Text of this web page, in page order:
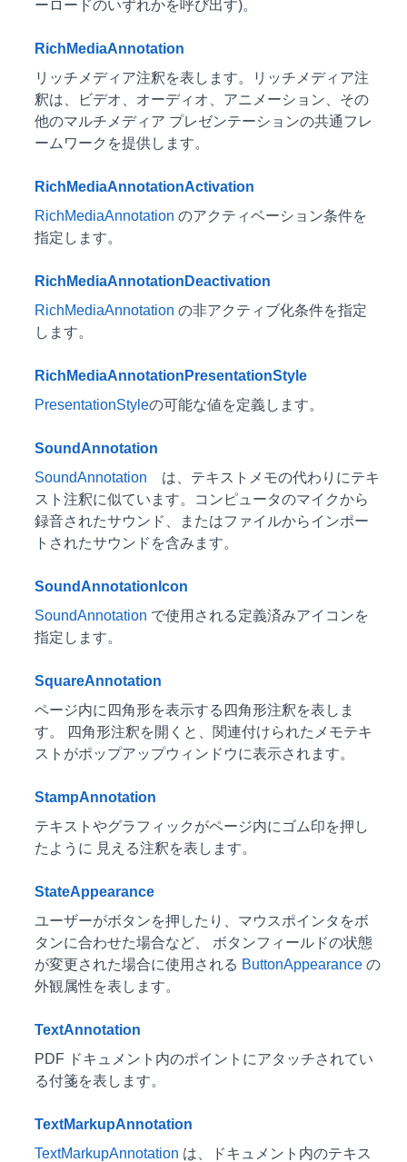
ーロードのいずれかを呼び出す)。
RichMediaAnnotation
リッチメディア注釈を表します。リッチメディア注
釈は、ビデオ、オーディオ、アニメーション、その
他のマルチメディア プレゼンテーションの共通フレ
ームワークを提供します。
RichMediaAnnotationActivation
RichMediaAnnotation のアクティベーション条件を
指定します。
RichMediaAnnotationDeactivation
RichMediaAnnotation の非アクティブ化条件を指定
します。
RichMediaAnnotationPresentationStyle
PresentationStyleの可能な値を定義します。
SoundAnnotation
SoundAnnotation は、テキストメモの代わりにテキ
スト注釈に似ています。コンピュータのマイクから
録音されたサウンド、またはファイルからインポー
トされたサウンドを含みます。
SoundAnnotationIcon
SoundAnnotation で使用される定義済みアイコンを
指定します。
SquareAnnotation
ページ内に四角形を表示する四角形注釈を表しま
す。 四角形注釈を開くと、関連付けられたメモテキ
ストがポップアップウィンドウに表示されます。
StampAnnotation
テキストやグラフィックがページ内にゴム印を押し
たように 見える注釈を表します。
StateAppearance
ユーザーがボタンを押したり、マウスポインタをボ
タンに合わせた場合など、 ボタンフィールドの状態
が変更された場合に使用される ButtonAppearance の
外観属性を表します。
TextAnnotation
PDF ドキュメント内のポイントにアタッチされてい
る付箋を表します。
TextMarkupAnnotation
TextMarkupAnnotation は、ドキュメント内のテキス